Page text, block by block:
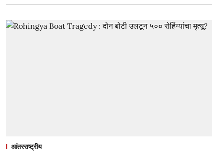
आंतरराष्ट्रीय